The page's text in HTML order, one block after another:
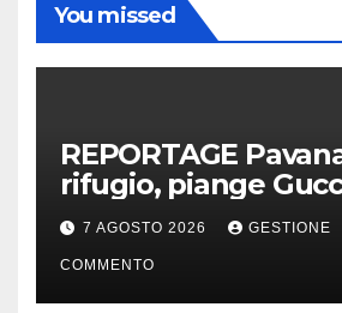
You missed
REPORTAGE
rifugio, piange
silenzio, lacrime e
7 AGOSTO 2026 GESTIONE
COMMENTO